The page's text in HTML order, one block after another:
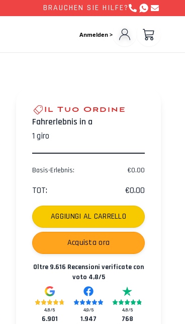
BRAUCHEN SIE HILFE?
Anmelden >
Il Tuo Ordine
Fahrerlebnis in a
1 giro
Basis-Erlebnis: €0.00
TOT: €0.00
AGGIUNGI AL CARRELLO
Acquista ora
Oltre 9.616 Recensioni verificate con
voto 4,8/5
4,8/5
6.901
4,9/5
1.947
4,8/5
768